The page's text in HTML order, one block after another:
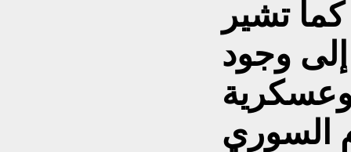
تشير
وجود
وعسكرية
السوري